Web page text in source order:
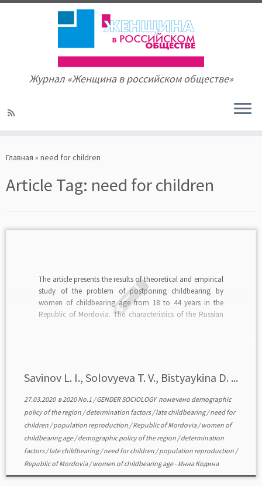
to
Журнал «Женщина в российском обществе»
Главная » need for children
Article Tag: need for children
The article presents the results of theoretical and empirical
study of the problem of postponing childbearing by
women of childbearing age from 18 to 44 years in the
Republic of Mordovia. The characteristics of the Russian
Savinov L. I., Solovyeva T. V., Bistyaykina D. ...
27.03.2020в2020 No.1 /GENDER SOCIOLOGYпомечено demographic
policy of the region /determination factors/late childbearing/need for
children /population reproduction /Republic of Mordovia/women of
childbearing age/demographic policy of the region /determination
factors/late childbearing/need for children /population reproduction /
Republic of Mordovia/women of childbearing age- Инна Кодина